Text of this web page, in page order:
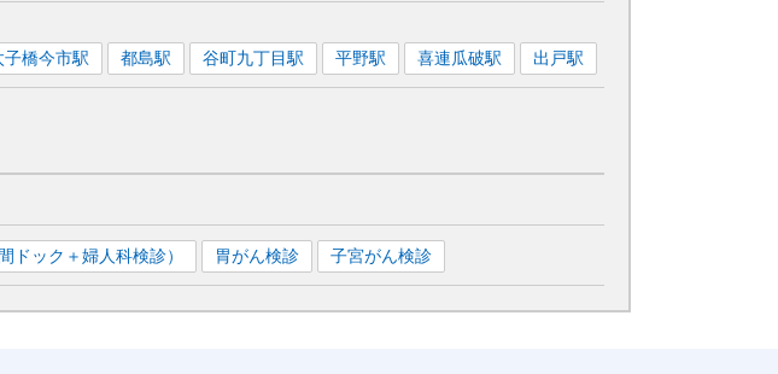
子橋今市駅 都島駅 谷町九丁目駅 平野駅 喜連瓜破駅 出戸駅
ドック＋婦人科検診） 胃がん検診 子宮がん検診